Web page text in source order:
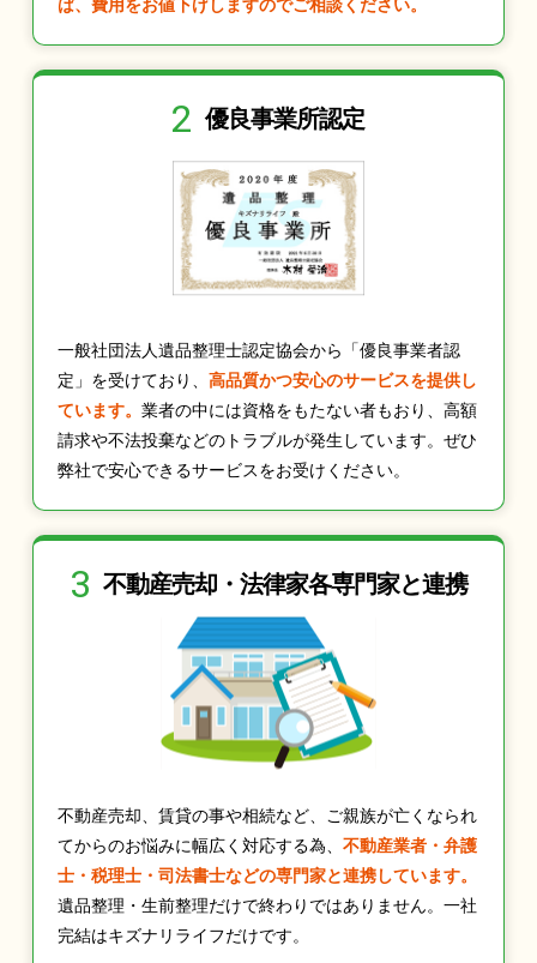
ば、費用をお値下げしますのでご相談ください。
2 優良事業所認定
一般社団法人遺品整理士認定協会から「優良事業者認
定」を受けており、 高品質かつ安心のサービスを提供し
ています。 業者の中には資格をもたない者もおり、高額
請求や不法投棄などのトラブルが発生しています。ぜひ
弊社で安心できるサービスをお受けください。
3 不動産売却・法律家各専門家と連携
不動産売却、賃貸の事や相続など、ご親族が亡くなられ
てからのお悩みに幅広く対応する為、 不動産業者・弁護
士・税理士・司法書士などの専門家と連携しています。
遺品整理・生前整理だけで終わりではありません。一社
完結はキズナリライフだけです。